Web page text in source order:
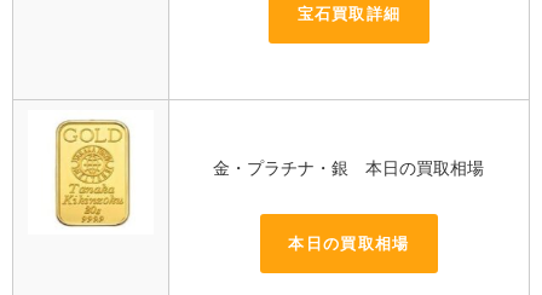
宝石買取詳細
金・プラチナ・銀 本日の買取相場
本日の買取相場